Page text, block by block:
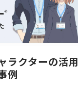
ラクターの活用
例